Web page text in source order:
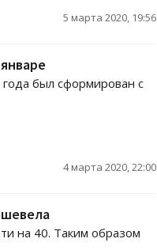
5 марта 2020, 19:56
был сформирован с
4 марта 2020, 22:00
на 40. Таким образом